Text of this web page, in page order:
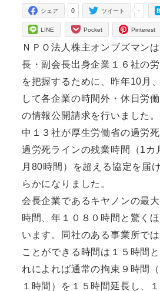
0
シェア -
ツイート
LINE Pocket Pinterest
ＮＰＯ法人株主オンブズマン
長・副会長出身企業１６社の
を把握するために、昨年10月
して各企業の時間外・休日労
の情報公開請求を行いました
中１３社が厚生労働省の過労
過労死ラインの残業時間（1カ
月80時間）を超える協定を届
らかになりました。
会長企業であるキヤノンの最
時間、年１０８０時間と驚く
います。同社のある事業所で
ことができる時間は１５時間
れによれば通常の拘束９時間
１時間）を１５時間延長し、